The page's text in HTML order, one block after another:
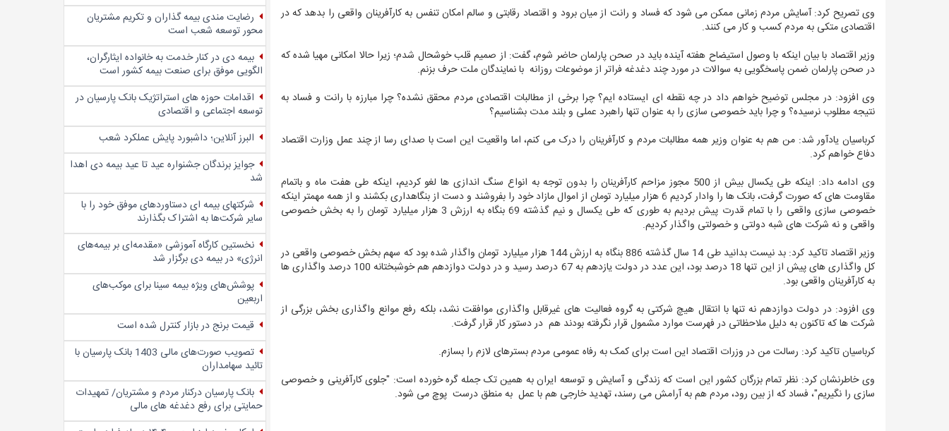
وی تصریح کرد: آسایش مردم زمانی ممکن می شود که فساد و رانت از میان برود و اقتصاد رقابتی و سالم امکان تنفس به کارآفرینان واقعی را بدهد که در
اقتصادی متکی به مردم کسب و کار می کنند.
وزیر اقتصاد با بیان اینکه با وصول استیضاح هفته آینده باید در صحن پارلمان حاضر شوم، گفت: از صمیم قلب خوشحال شدم؛ زیرا حالا امکانی مهیا شده که
در صحن پارلمان ضمن پاسخگویی به سوالات در مورد چند دغدغه فراتر از موضوعات روزانه با نمایندگان ملت حرف بزنم.
وی افزود: در مجلس توضیح خواهم داد در چه نقطه ای ایستاده ایم؟ چرا برخی از مطالبات اقتصادی مردم محقق نشده؟ چرا مبارزه با رانت و فساد به
نتیجه مطلوب نرسیده؟ و چرا باید خصوصی سازی را به عنوان تنها راهبرد عملی و بلند مدت بشناسیم؟
کرباسیان یادآور شد: من هم به عنوان وزیر همه مطالبات مردم و کارآفرینان را درک می کنم، اما واقعیت این است با صدای رسا از چند عمل وزارت اقتصاد
دفاع خواهم کرد.
وی ادامه داد: اینکه طی یکسال بیش از 500 مجوز مزاحم کارآفرینان را بدون توجه به انواع سنگ اندازی ها لغو کردیم، اینکه طی هفت ماه و باتمام
مقاومت های که صورت گرفت، بانک ها را وادار کردیم 6 هزار میلیارد تومان از اموال مازاد خود را بفروشند و دست از بنگاهداری بکشند و از همه مهمتر اینکه
خصوصی سازی واقعی را با تمام قدرت پیش بردیم به طوری که طی یکسال و نیم گذشته 69 بنگاه به ارزش 3 هزار میلیارد تومان را به بخش خصوصی
واقعی و نه شرکت های شبه دولتی و خصولتی واگذار کردیم.
وزیر اقتصاد تاکید کرد: بد نیست بدانید طی 14 سال گذشته 886 بنگاه به ارزش 144 هزار میلیارد تومان واگذار شده بود که سهم بخش خصوصی واقعی در
کل واگذاری های پیش از این تنها 18 درصد بود، این عدد در دولت یازدهم به 67 درصد رسید و در دولت دوازدهم هم خوشبختانه 100 درصد واگذاری ها
به کارآفرینان واقعی بود.
وی افزود: در دولت دوازدهم نه تنها با انتقال هیچ شرکتی به گروه فعالیت های غیرقابل واگذاری موافقت نشد، بلکه رفع موانع واگذاری بخش بزرگی از
شرکت ها که تاکنون به دلیل ملاحظاتی در فهرست موارد مشمول قرار نگرفته بودند هم در دستور کار قرار گرفت.
کرباسیان تاکید کرد: رسالت من در وزرات اقتصاد این است برای کمک به رفاه عمومی مردم بسترهای لازم را بسازم.
وی خاطرنشان کرد: نظر تمام بزرگان کشور این است که زندگی و آسایش و توسعه ایران به همین تک جمله گره خورده است: "جلوی کارآفرینی و خصوصی
سازی را نگیریم"، فساد که از بین رود، مردم هم به آرامش می رسند، تهدید خارجی هم با عمل به منطق درست پوچ می شود.
رضایت مندی بیمه گذاران و تکریم مشتریان
محور توسعه شعب است
بیمه دی در کنار خدمت به خانواده ایثارگران،
الگویی موفق برای صنعت بیمه کشور است
اقدامات حوزه های استراتژیک بانک پارسیان در
توسعه اجتماعی و اقتصادی
البرز آنلاین؛ داشبورد پایش عملکرد شعب
جوایز برندگان جشنواره عید تا عید بیمه دی اهدا
شد
شرکتهای بیمه ای دستاوردهای موفق خود را با
سایر شرکت‌ها به اشتراک بگذارند
نخستین کارگاه آموزشی «مقدمه‌ای بر بیمه‌های
انرژی» در بیمه دی برگزار شد
پوشش‌های ویژه بیمه سینا برای موکب‌های
اربعین
قیمت برنج در بازار کنترل شده است
تصویب صورت‌های مالی 1403 بانک پارسیان با
تائید سهامداران
بانک پارسیان درکنار مردم و مشتریان/ تمهیدات
حمایتی برای رفع دغدغه های مالی